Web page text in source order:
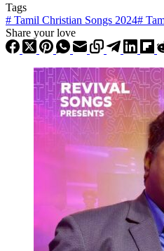
Tags
# Tamil Christian Songs 2024#
Share your love